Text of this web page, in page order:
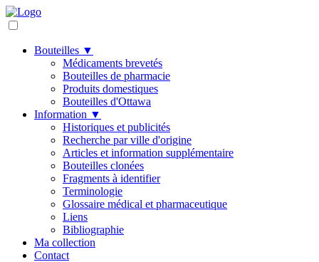
Bouteilles ▼
Médicaments brevetés
Bouteilles de pharmacie
Produits domestiques
Bouteilles d'Ottawa
Information ▼
Historiques et publicités
Recherche par ville d'origine
Articles et information supplémentaire
Bouteilles clonées
Fragments à identifier
Terminologie
Glossaire médical et pharmaceutique
Liens
Bibliographie
Ma collection
Contact